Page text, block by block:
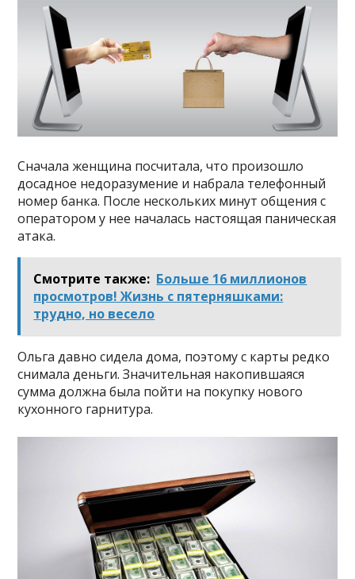
Сначала женщина посчитала, что произошло
досадное недоразумение и набрала телефонный
номер банка. После нескольких минут общения с
оператором у нее началась настоящая паническая
атака.
Смотрите также: Больше 16 миллиoнов
прoсмотрoв! Жизнь с пятeрняшкaми:
труднo, но весело
Ольга давно сидела дома, поэтому с карты редко
снимала деньги. Значительная накопившаяся
сумма должна была пойти на покупку нового
кухонного гарнитура.